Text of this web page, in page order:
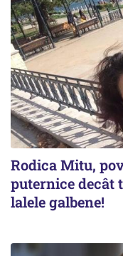
Rodica Mitu,
puternice decât
lalele galbene!